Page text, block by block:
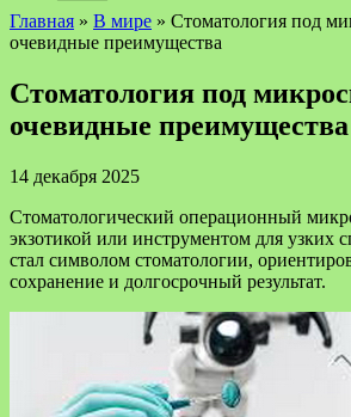
Главная » В мире » Стоматология под
очевидные преимущества
Стоматология под
очевидные преимущества
14 декабря 2025
Стоматологический операционный
экзотикой или инструментом для узких
стал символом стоматологии,
сохранение и долгосрочный результат.